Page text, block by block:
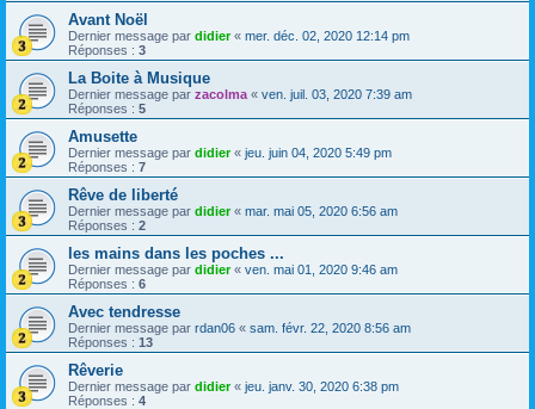
Avant Noël
Dernier message par didier« mer. déc. 02, 2020 12:14 pm
Réponses : 3
La Boite à Musique
Dernier message par zacolma « ven. juil. 03, 2020 7:39 am
Réponses : 5
Amusette
Dernier message par didier« jeu. juin 04, 2020 5:49 pm
Réponses : 7
Rêve de liberté
Dernier message par didier« mar. mai 05, 2020 6:56 am
Réponses : 2
les mains dans les poches ...
Dernier message par didier« ven. mai 01, 2020 9:46 am
Réponses : 6
Avec tendresse
Dernier message par rdan06 « sam. févr. 22, 2020 8:56 am
Réponses : 13
Rêverie
Dernier message par didier« jeu. janv. 30, 2020 6:38 pm
Réponses : 4